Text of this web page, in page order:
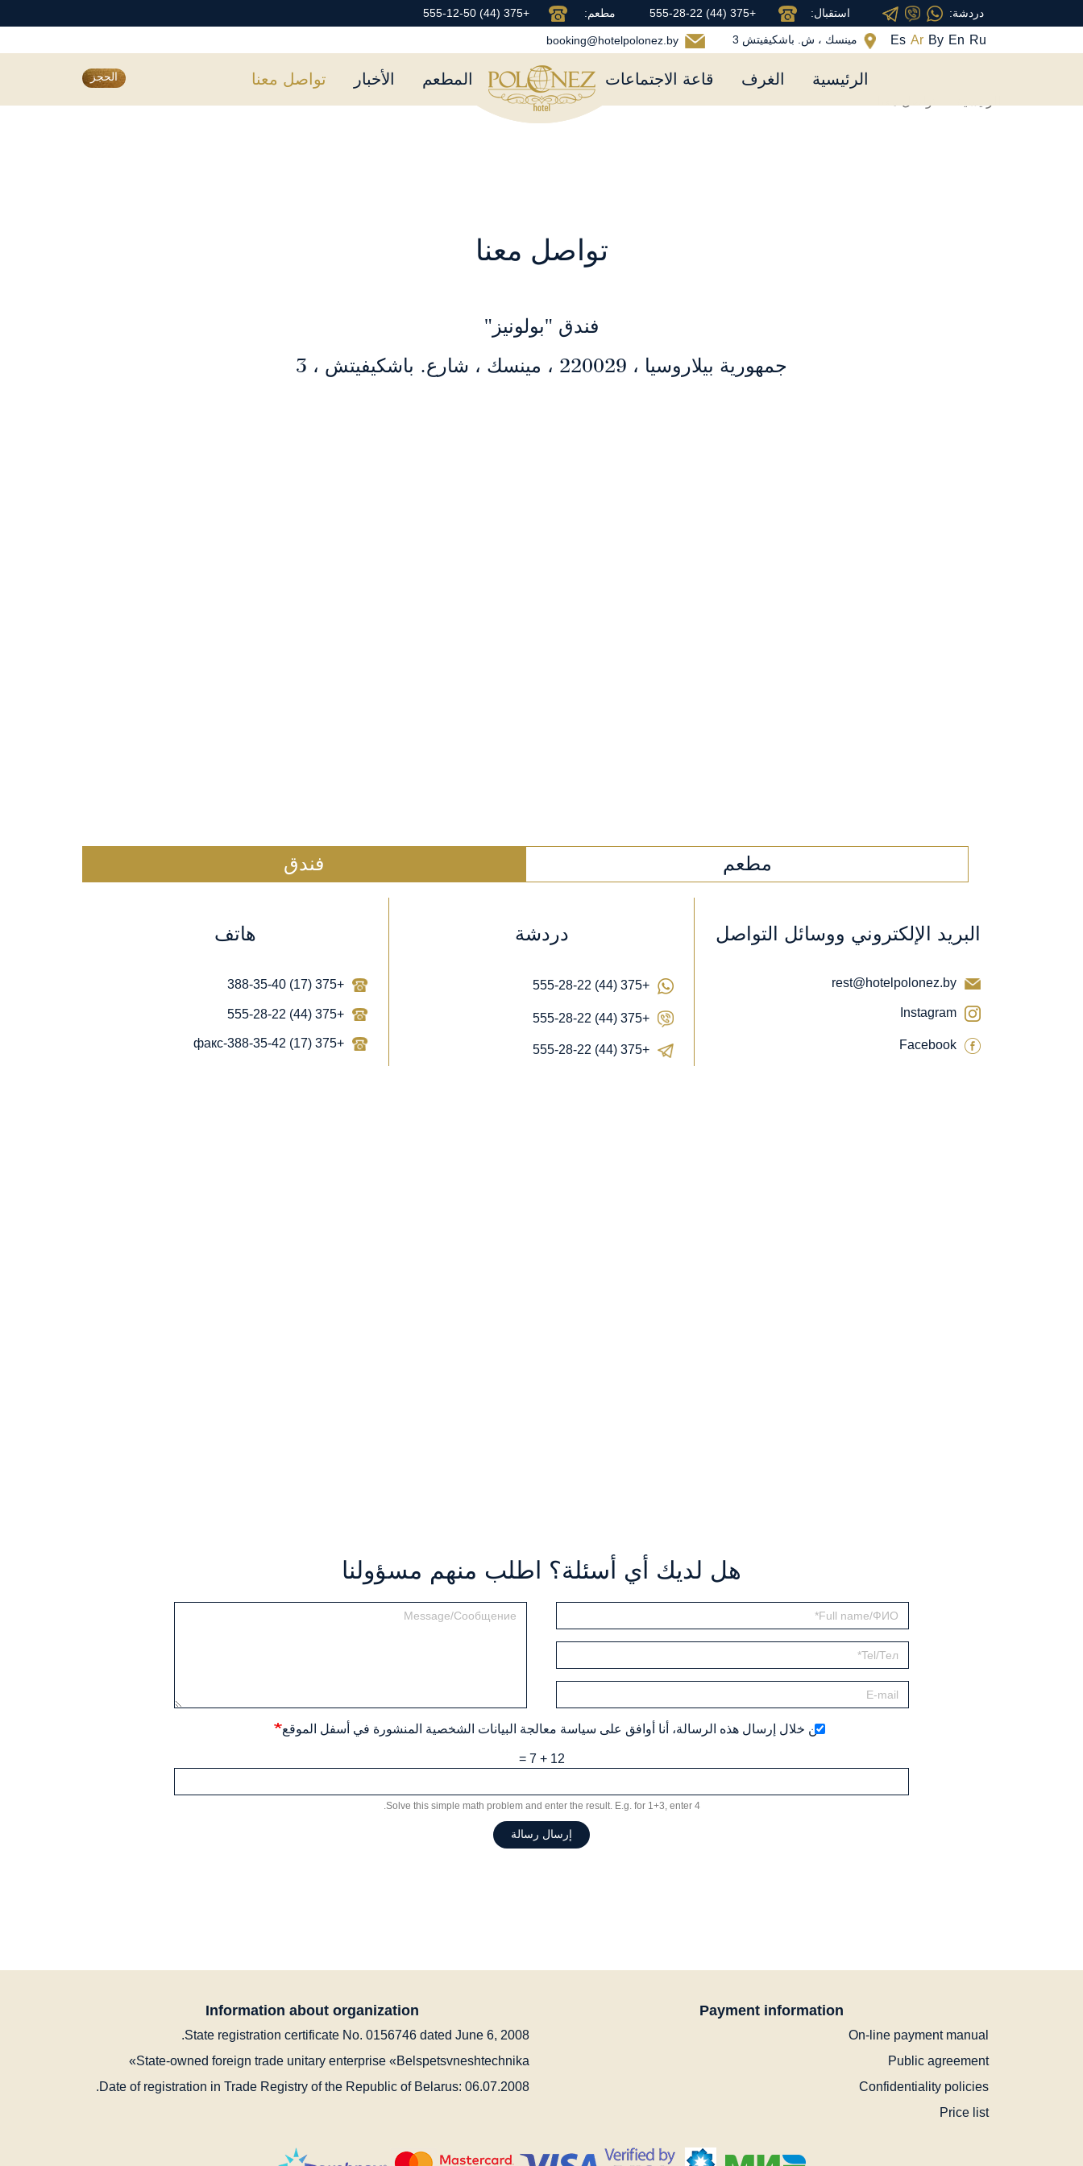
استقبال: +375 (44) 555-28-22 مطعم: +375 (44) 555-12-50 دردشة:
Ru
En
By
Ar
Es مينسك ، ش. باشكيفيتش 3 booking@hotelpolonez.by
الحجز الرئيسية الغرف قاعة الاجتماعات المطعم الأخبار تواصل معنا
تواصل معنا
فندق "بولونيز"
جمهورية بيلاروسيا ، 220029 ، مينسك ، شارع. باشكيفيتش ، 3
فندق مطعم
هاتف
+375 (17) 388-35-40
+375 (44) 555-28-22
+375 (17) 388-35-42
-факс
دردشة
+375 (44) 555-28-22
+375 (44) 555-28-22
+375 (44) 555-28-22
البريد الإلكتروني ووسائل التواصل
rest@hotelpolonez.by
Instagram
Facebook
هل لديك أي أسئلة؟ اطلب منهم مسؤولنا
من خلال إرسال هذه الرسالة، أنا أوافق على سياسة معالجة البيانات الشخصية المنشورة في أسفل الموقع
12 + 7 =
Solve this simple math problem and enter the result. E.g. for 1+3, enter 4.
إرسال رسالة
Information about organization
State registration certificate No. 0156746 dated June 6, 2008.
State-owned foreign trade unitary enterprise «Belspetsvneshtechnika»
Date of registration in Trade Registry of the Republic of Belarus: 06.07.2008.
Payment information
On-line payment manual
Public agreement
Confidentiality policies
Price list